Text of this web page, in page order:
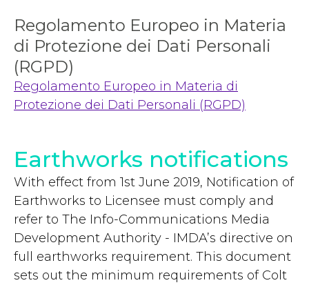
Regolamento Europeo in Materia
di Protezione dei Dati Personali
(RGPD)
Regolamento Europeo in Materia di
Protezione dei Dati Personali (RGPD)
Earthworks notifications
With effect from 1st June 2019, Notification of
Earthworks to Licensee must comply and
refer to The Info-Communications Media
Development Authority - IMDA’s directive on
full earthworks requirement. This document
sets out the minimum requirements of Colt